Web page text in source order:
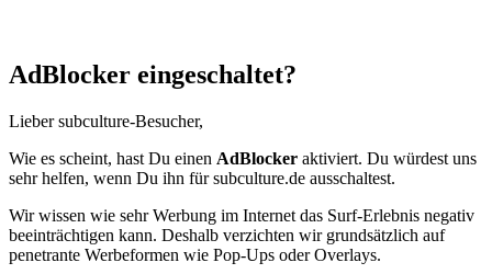
AdBlocker eingeschaltet?
Lieber subculture-Besucher,
Wie es scheint, hast Du einen AdBlocker aktiviert. Du würdest uns
sehr helfen, wenn Du ihn für subculture.de ausschaltest.
Wir wissen wie sehr Werbung im Internet das Surf-Erlebnis negativ
beeinträchtigen kann. Deshalb verzichten wir grundsätzlich auf
penetrante Werbeformen wie Pop-Ups oder Overlays.